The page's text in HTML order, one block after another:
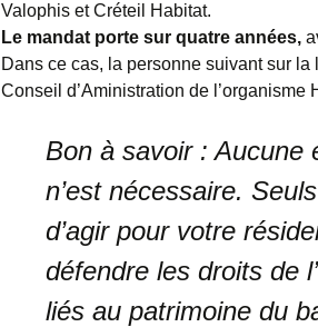
Valophis et Créteil Habitat.
Le mandat porte sur quatre années,
Dans ce cas, la personne suivant sur
Conseil d’Aministration de l’organisme
Bon à savoir : Aucune
n’est nécessaire.
d’agir pour votre
défendre les droits de
liés au patrimoine du